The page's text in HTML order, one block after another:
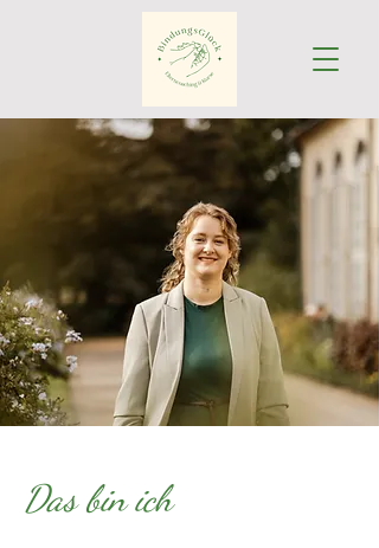
Das bin ich